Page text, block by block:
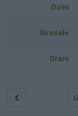
Osini
Girasole
Orani